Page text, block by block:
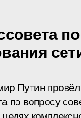
Путин
по вопросу